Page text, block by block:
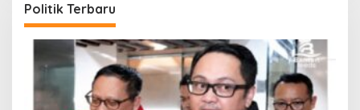
Politik Terbaru